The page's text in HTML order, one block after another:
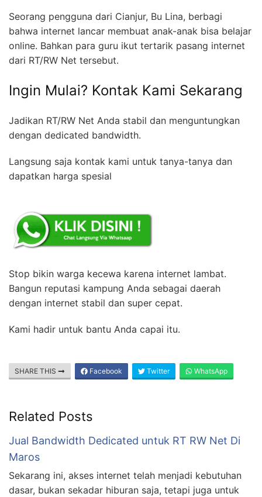
Seorang pengguna dari Cianjur, Bu Lina, berbagi
bahwa internet lancar membuat anak-anak bisa belajar
online. Bahkan para guru ikut tertarik pasang internet
dari RT/RW Net tersebut.
Ingin Mulai? Kontak Kami Sekarang
Jadikan RT/RW Net Anda stabil dan menguntungkan
dengan dedicated bandwidth.
Langsung saja kontak kami untuk tanya-tanya dan
dapatkan harga spesial
Stop bikin warga kecewa karena internet lambat.
Bangun reputasi kampung Anda sebagai daerah
dengan internet stabil dan super cepat.
Kami hadir untuk bantu Anda capai itu.
SHARE THIS Facebook Twitter WhatsApp
Related Posts
Jual Bandwidth Dedicated untuk RT RW Net Di
Maros
Sekarang ini, akses internet telah menjadi kebutuhan
dasar, bukan sekadar hiburan saja, tetapi juga untuk